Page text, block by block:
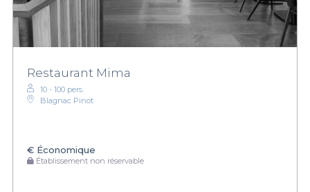
Restaurant Mima
10 - 100 pers.
Blagnac Pinot
€ Économique
Établissement non réservable